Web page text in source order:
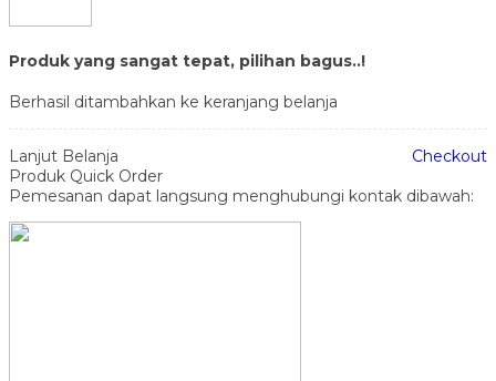
Produk yang sangat tepat, pilihan bagus..!
Berhasil ditambahkan ke keranjang belanja
Lanjut Belanja
Checkout
Produk Quick Order
Pemesanan dapat langsung menghubungi kontak dibawah: